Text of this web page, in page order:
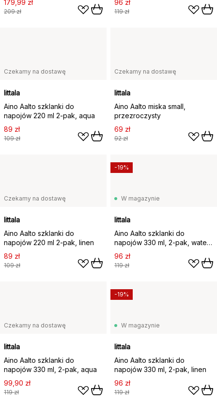
179,99 zł
209 zł
96 zł
119 zł
Czekamy na dostawę
Iittala
Aino Aalto szklanki do
napojów 220 ml 2‑pak, aqua
89 zł
109 zł
Czekamy na dostawę
Iittala
Aino Aalto miska small,
przezroczysty
69 zł
92 zł
Czekamy na dostawę
Iittala
Aino Aalto szklanki do
napojów 220 ml 2‑pak, linen
89 zł
109 zł
W magazynie
Iittala
Aino Aalto szklanki do
napojów 330 ml, 2‑pak, water
green
96 zł
119 zł
-19%
Czekamy na dostawę
Iittala
Aino Aalto szklanki do
napojów 330 ml, 2‑pak, aqua
99,90 zł
119 zł
W magazynie
Iittala
Aino Aalto szklanki do
napojów 330 ml, 2‑pak, linen
96 zł
119 zł
-19%